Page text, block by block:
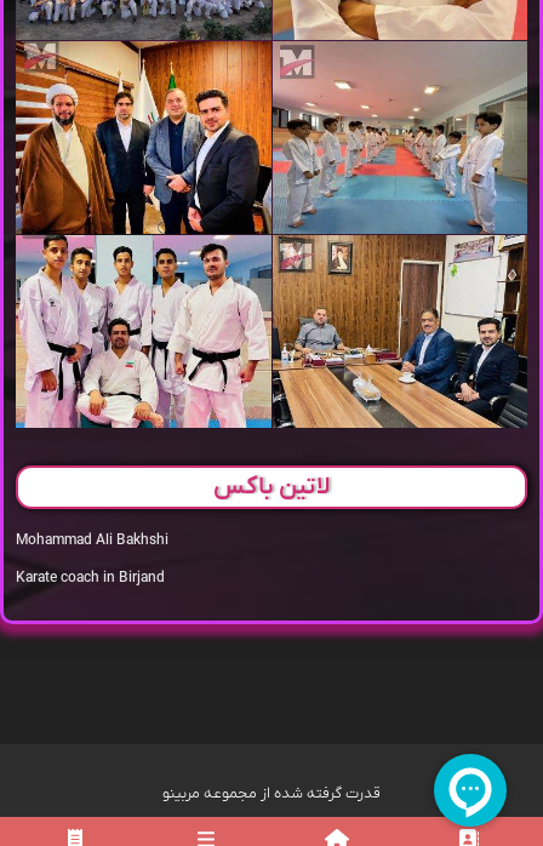
لاتین باکس
Mohammad Ali Bakhshi
Karate coach in Birjand
قدرت گرفته شده از مجموعه مربینو